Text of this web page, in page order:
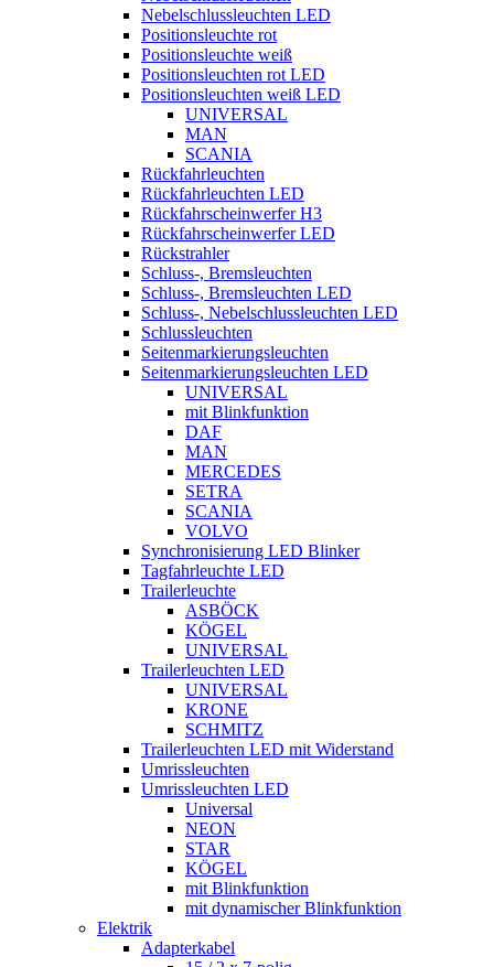
Nebelschlussleuchten LED
Positionsleuchte rot
Positionsleuchte weiß
Positionsleuchten rot LED
Positionsleuchten weiß LED
UNIVERSAL
MAN
SCANIA
Rückfahrleuchten
Rückfahrleuchten LED
Rückfahrscheinwerfer H3
Rückfahrscheinwerfer LED
Rückstrahler
Schluss-, Bremsleuchten
Schluss-, Bremsleuchten LED
Schluss-, Nebelschlussleuchten LED
Schlussleuchten
Seitenmarkierungsleuchten
Seitenmarkierungsleuchten LED
UNIVERSAL
mit Blinkfunktion
DAF
MAN
MERCEDES
SETRA
SCANIA
VOLVO
Synchronisierung LED Blinker
Tagfahrleuchte LED
Trailerleuchte
ASBÖCK
KÖGEL
UNIVERSAL
Trailerleuchten LED
UNIVERSAL
KRONE
SCHMITZ
Trailerleuchten LED mit Widerstand
Umrissleuchten
Umrissleuchten LED
Universal
NEON
STAR
KÖGEL
mit Blinkfunktion
mit dynamischer Blinkfunktion
Elektrik
Adapterkabel